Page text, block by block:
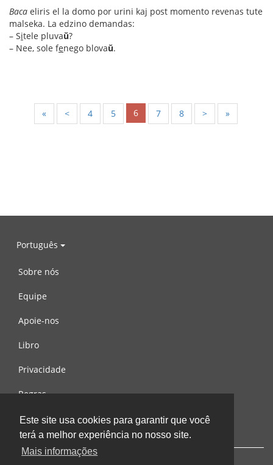
Este site usa cookies para garantir que você
terá a melhor experiência no nosso site.
Mais informações
Baca eliris el la domo por urini kaj post momento revenas tute
malseka. La edzino demandas:
– Sitele pluvaŭ?
– Nee, sole fenego blovaŭ.
« < 4 5 6 7 8 > »
Português
Sobre nós
Equipe
Apoie-nos
Libro
Privacidade
Regras
Contacte-nos